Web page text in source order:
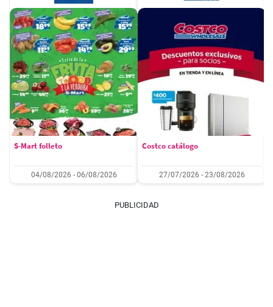
S-Mart folleto
04/08/2026 - 06/08/2026
Costco catálogo
27/07/2026 - 23/08/2026
PUBLICIDAD